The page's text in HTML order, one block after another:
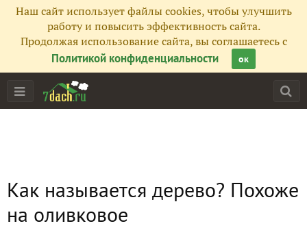
Наш сайт использует файлы cookies, чтобы улучшить
работу и повысить эффективность сайта.
Продолжая использование сайта, вы соглашаетесь с
Политикой конфиденциальности
ок
Как называется дерево? Похоже
на оливковое